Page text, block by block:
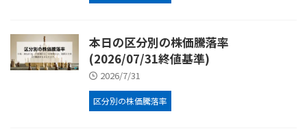
本日の区分別の株価騰落率
(2026/07/31終値基準)
2026/7/31
区分別の株価騰落率